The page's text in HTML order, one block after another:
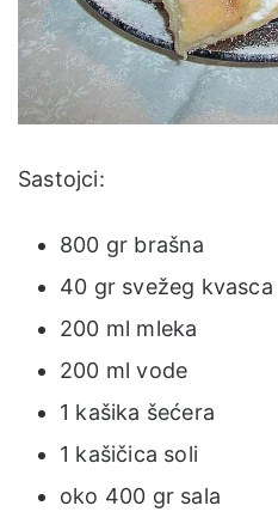
Sastojci:
800 gr brašna
40 gr svežeg kvasca
200 ml mleka
200 ml vode
1 kašika šećera
1 kašičica soli
oko 400 gr sala